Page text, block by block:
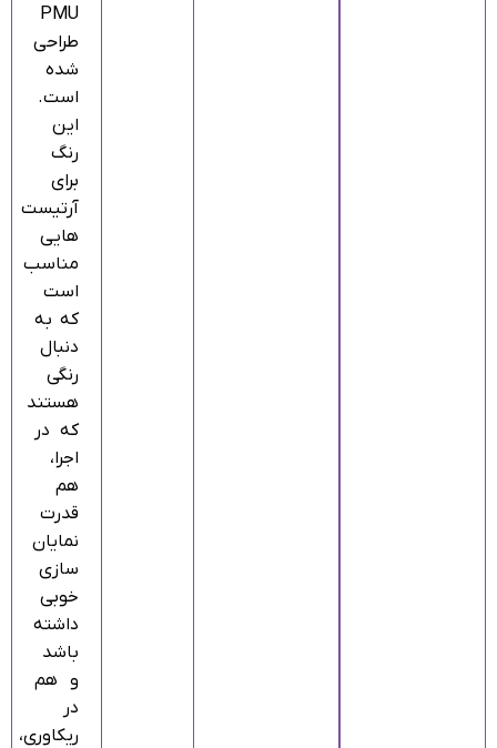
PMU
طراحی
شده
است.
این
رنگ
برای
آرتیست‌
هایی
مناسب
است
که به‌
دنبال
رنگی
هستند
که در
اجرا،
هم
قدرت
نمایان‌
سازی
خوبی
داشته
باشد
و هم
در
ریکاوری،